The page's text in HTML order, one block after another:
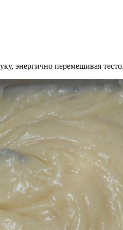
энергично перемешивая